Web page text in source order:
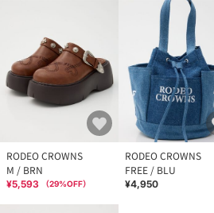
RODEO CROWNS
M / BRN
¥5,593 （29%OFF）
RODEO CROWNS
FREE / BLU
¥4,950